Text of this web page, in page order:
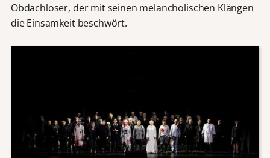
Obdachloser, der mit seinen melancholischen Klängen
die Einsamkeit beschwört.